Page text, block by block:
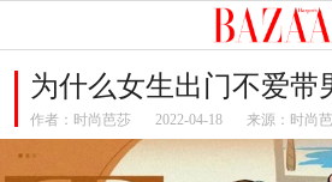
为什么女生出门不爱带
作者： 时尚芭莎 2022-04-18 来源：时尚